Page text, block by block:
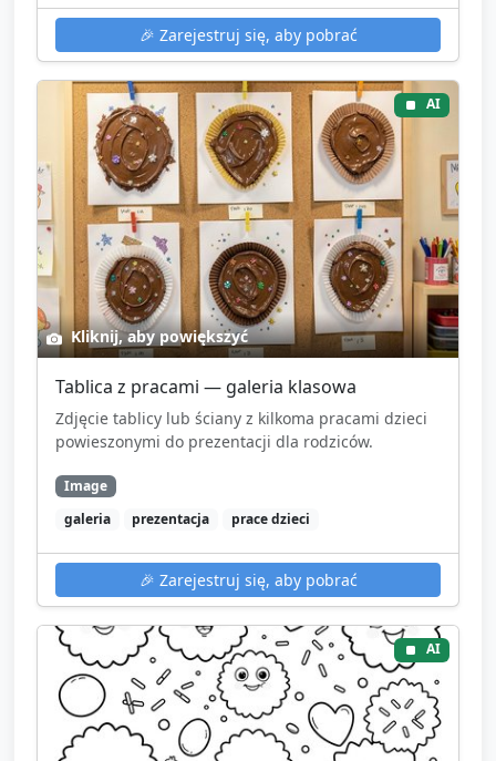
🎉 Zarejestruj się, aby pobrać
AI
Kliknij, aby powiększyć
Tablica z pracami — galeria klasowa
Zdjęcie tablicy lub ściany z kilkoma pracami dzieci
powieszonymi do prezentacji dla rodziców.
Image
galeria
prezentacja prace dzieci
🎉 Zarejestruj się, aby pobrać
AI